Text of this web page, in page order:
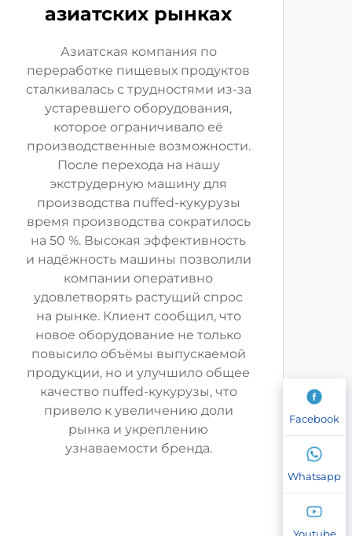
азиатских рынках
Азиатская компания по
переработке пищевых продуктов
сталкивалась с трудностями из-за
устаревшего оборудования,
которое ограничивало её
производственные возможности.
После перехода на нашу
экструдерную машину для
производства пuffed-кукурузы
время производства сократилось
на 50 %. Высокая эффективность
и надёжность машины позволили
компании оперативно
удовлетворять растущий спрос
на рынке. Клиент сообщил, что
новое оборудование не только
повысило объёмы выпускаемой
продукции, но и улучшило общее
качество пuffed-кукурузы, что
привело к увеличению доли
рынка и укреплению
узнаваемости бренда.
Facebook
Whatsapp